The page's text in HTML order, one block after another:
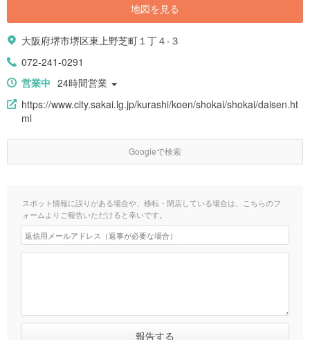
地図を見る
大阪府堺市堺区東上野芝町１丁４-３
072-241-0291
営業中 24時間営業
https://www.city.sakai.lg.jp/kurashi/koen/shokai/shokai/daisen.ht
ml
Googleで検索
スポット情報に誤りがある場合や、移転・閉店している場合は、こちらのフ
ォームよりご報告いただけると幸いです。